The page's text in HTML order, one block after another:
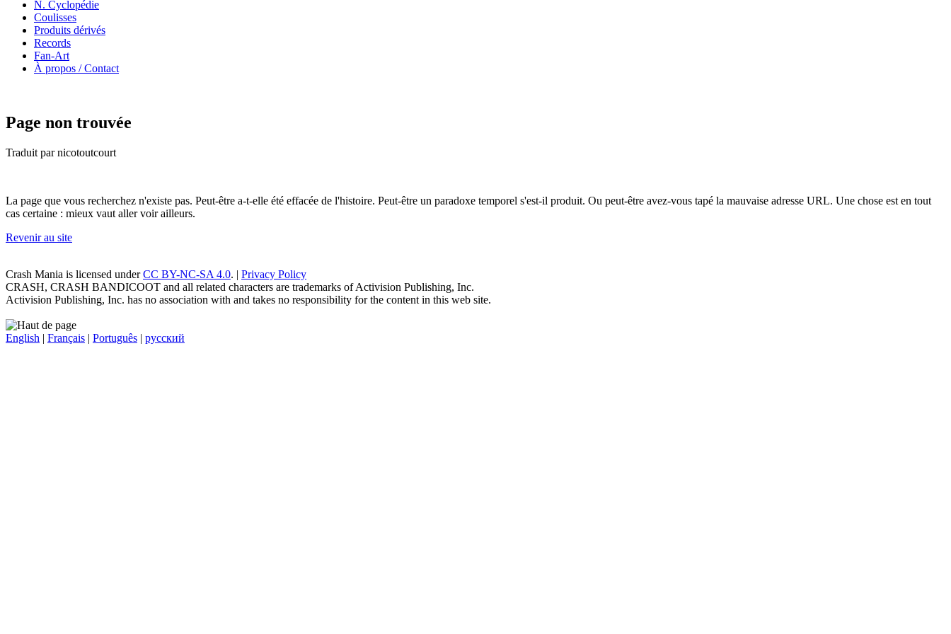
N. Cyclopédie
Coulisses
Produits dérivés
Records
Fan-Art
À propos / Contact
Page non trouvée
Traduit par nicotoutcourt
La page que vous recherchez n'existe pas. Peut-être a-t-elle été effacée de l'histoire. Peut-être un paradoxe temporel s'est-il produit. Ou peut-être avez-vous tapé la mauvaise adresse URL. Une chose est en tout
cas certaine : mieux vaut aller voir ailleurs.
Revenir au site
Crash Mania is licensed underCC BY-NC-SA 4.0. | Privacy Policy
CRASH, CRASH BANDICOOT and all related characters are trademarks of Activision Publishing, Inc.
Activision Publishing, Inc. has no association with and takes no responsibility for the content in this web site.
English | Français | Português | русский